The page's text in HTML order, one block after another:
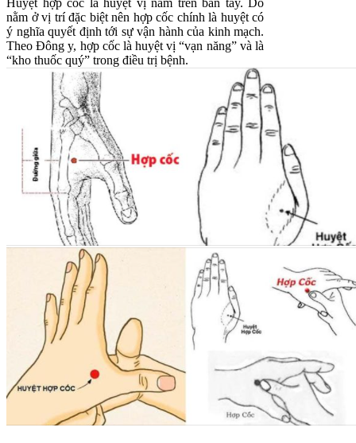
Huyệt hợp cốc là huyệt vị nằm trên bàn tay. Do
nằm ở vị trí đặc biệt nên hợp cốc chính là huyệt có
ý nghĩa quyết định tới sự vận hành của kinh mạch.
Theo Đông y, hợp cốc là huyệt vị “vạn năng” và là
“kho thuốc quý” trong điều trị bệnh.